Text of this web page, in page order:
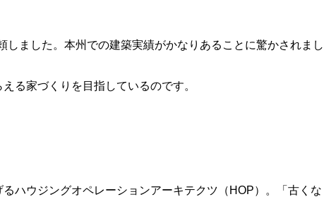
ました。本州での建築実績がかなりあることに驚かされまし
る家づくりを目指しているのです。
ハウジングオペレーションアーキテクツ（HOP）。「古くな